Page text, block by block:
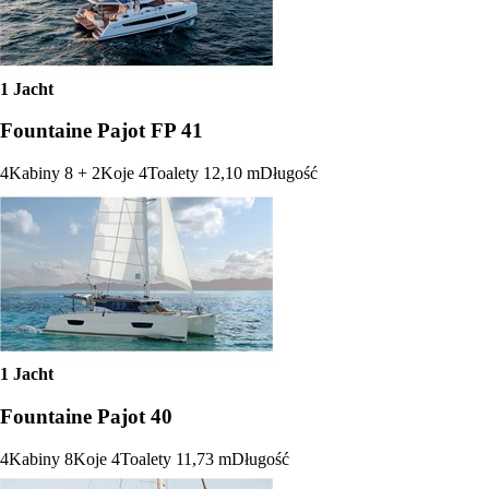
1 Jacht
Fountaine Pajot FP 41
4Kabiny 8 + 2Koje 4Toalety 12,10 mDługość
1 Jacht
Fountaine Pajot 40
4Kabiny 8Koje 4Toalety 11,73 mDługość